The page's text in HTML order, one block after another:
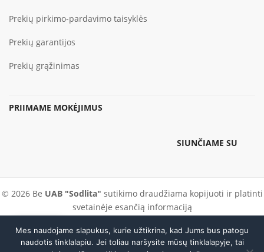
Prekių pirkimo-pardavimo taisyklės
Prekių garantijos
Prekių grąžinimas
PRIIMAME MOKĖJIMUS
SIUNČIAME SU
© 2026 Be UAB "Sodlita" sutikimo draudžiama kopijuoti ir platinti
svetainėje esančią informaciją
PARDUOTUVĖ IR SERVISAS
DARBO LAIKAS
Skambinti
Mes naudojame slapukus, kurie užtikrina, kad Jums bus patogu
naudotis tinklalapiu. Jei toliau naršysite mūsų tinklalapyje, tai